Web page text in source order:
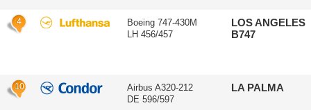
4
Boeing 747-430M
LH 456/457
LOS ANGELES
B747
10
Airbus A320-212
DE 596/597
LA PALMA